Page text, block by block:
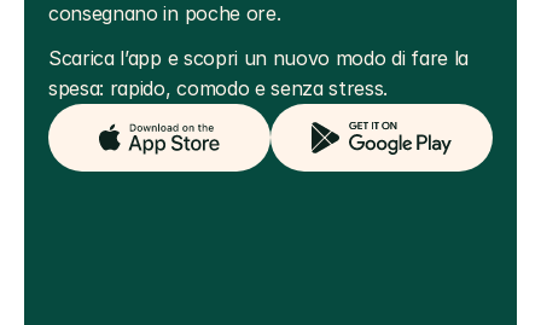
consegnano in poche ore.
Scarica l’app e scopri un nuovo modo di fare la
spesa: rapido, comodo e senza stress.